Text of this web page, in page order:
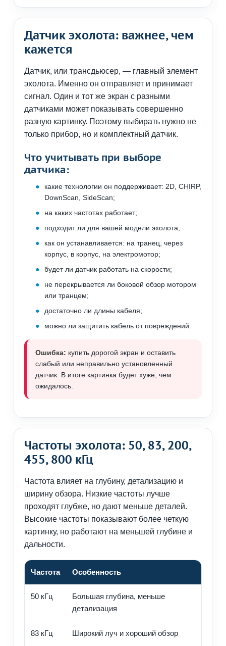
Датчик эхолота: важнее, чем
кажется
Датчик, или трансдьюсер, — главный элемент
эхолота. Именно он отправляет и принимает
сигнал. Один и тот же экран с разными
датчиками может показывать совершенно
разную картинку. Поэтому выбирать нужно не
только прибор, но и комплектный датчик.
Что учитывать при выборе
датчика:
какие технологии он поддерживает: 2D, CHIRP,
DownScan, SideScan;
на каких частотах работает;
подходит ли для вашей модели эхолота;
как он устанавливается: на транец, через
корпус, в корпус, на электромотор;
будет ли датчик работать на скорости;
не перекрывается ли боковой обзор мотором
или транцем;
достаточно ли длины кабеля;
можно ли защитить кабель от повреждений.
Ошибка: купить дорогой экран и оставить
слабый или неправильно установленный
датчик. В итоге картинка будет хуже, чем
ожидалось.
Частоты эхолота: 50, 83, 200,
455, 800 кГц
Частота влияет на глубину, детализацию и
ширину обзора. Низкие частоты лучше
проходят глубже, но дают меньше деталей.
Высокие частоты показывают более четкую
картинку, но работают на меньшей глубине и
дальности.
Частота Особенность
50 кГц
Большая глубина, меньше
детализация
83 кГц Широкий луч и хороший обзор